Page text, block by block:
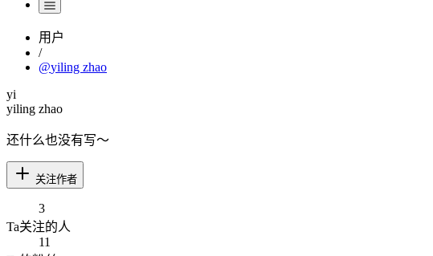
用户
/
@yiling zhao
yi
yiling zhao
还什么也没有写～
关注作者
3
Ta关注的人
11